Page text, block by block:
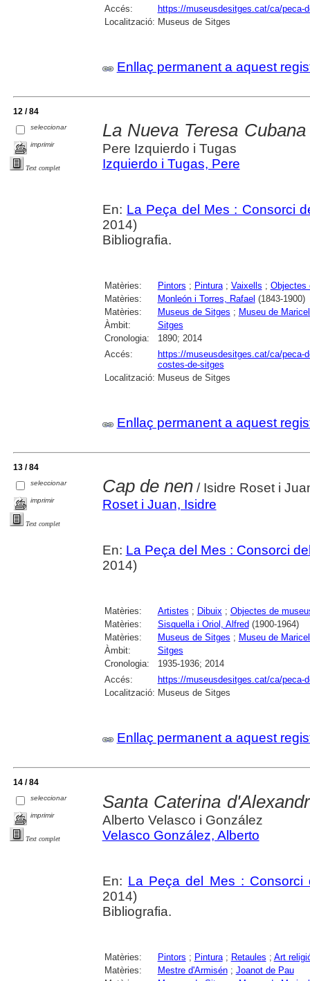
Accés:
https://museusdesitges.cat/ca/peca-
Localització: Museus de Sitges
Enllaç permanent a aquest
12 / 84
seleccionar
imprimir
Text complet
La Nueva Teresa
Pere Izquierdo i Tugas
Izquierdo i Tugas, Pere
En: La Peça del Mes : Consorci
2014)
Bibliografia.
Matèries: Pintors ; Pintura; Vaixells ; Objectes
Matèries:
Monleón i Torres, Rafael (1843-1900)
Matèries:
Museus de Sitges ; Museu de
Àmbit:
Sitges
Cronologia:
1890; 2014
Accés:
https://museusdesitges.cat/ca/peca-
costes-de-sitges
Localització: Museus de Sitges
Enllaç permanent a aquest
13 / 84
seleccionar
imprimir
Text complet
Cap de nen/ Isidre Roset i
Roset i Juan, Isidre
En: La Peça del Mes : Consorci
2014)
Matèries: Artistes ; Dibuix; Objectes de
Matèries:
Sisquella i Oriol, Alfred (1900-1964)
Matèries:
Museus de Sitges ; Museu de
Àmbit:
Sitges
Cronologia:
1935-1936; 2014
Accés:
https://museusdesitges.cat/ca/peca-
Localització: Museus de Sitges
Enllaç permanent a aquest
14 / 84
seleccionar
imprimir
Text complet
Santa Caterina
Alberto Velasco i González
Velasco González, Alberto
En: La Peça del Mes : Consorci
2014)
Bibliografia.
Matèries: Pintors ; Pintura; Retaules ; Art
Matèries:
Mestre d'Armisén; Joanot de Pau